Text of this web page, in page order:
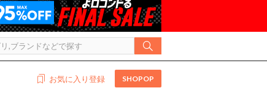
お気に入り登録 SHOPOP